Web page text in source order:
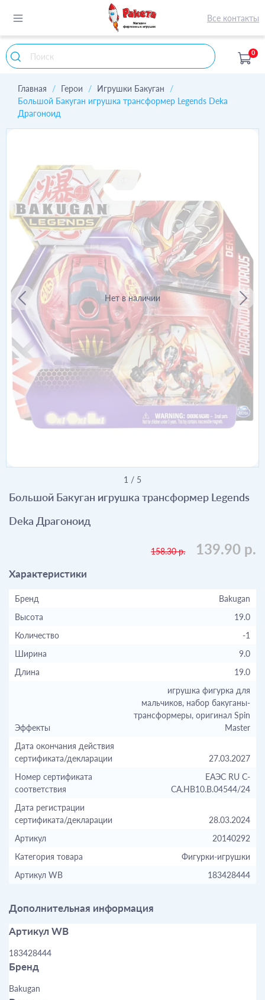
Все контакты
0
Главная Герои
Игрушки Бакуган
Большой Бакуган игрушка трансформер Legends Deka
Драгоноид
1 / 5
Нет в наличии
Большой Бакуган игрушка трансформер Legends
Deka Драгоноид
158.30 р. 139.90 р.
Характеристики
Бренд
Bakugan
Высота
19.0
Количество
-1
Ширина
9.0
Длина
19.0
Эффекты
игрушка фигурка для
мальчиков, набор бакуганы-
трансформеры, оригинал Spin
Master
Дата окончания действия
сертификата/декларации
27.03.2027
Номер сертификата
соответствия
ЕАЭС RU С-
CA.НВ10.В.04544/24
Дата регистрации
сертификата/декларации
28.03.2024
Артикул
20140292
Категория товара
Фигурки-игрушки
Артикул WB
183428444
Дополнительная информация
Артикул WB
183428444
Бренд
Bakugan